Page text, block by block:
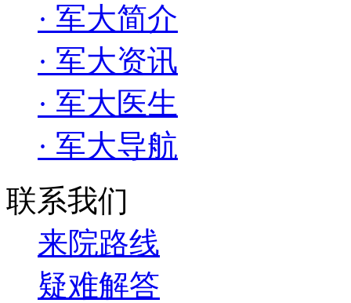
· 军大简介
· 军大资讯
· 军大医生
· 军大导航
联系我们
来院路线
疑难解答